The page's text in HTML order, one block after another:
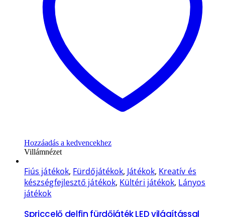
Hozzáadás a kedvencekhez
Villámnézet
Fiús játékok, Fürdőjátékok, Játékok, Kreatív és
készségfejlesztő játékok, Kültéri játékok, Lányos
játékok
Spriccelő delfin fürdőjáték LED világítással